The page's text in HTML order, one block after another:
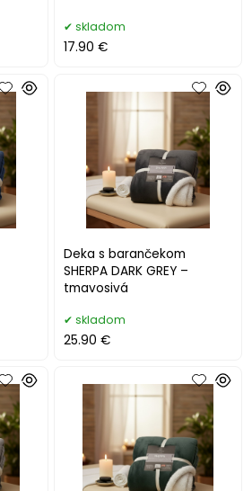
skladom
17.90 €
Deka s barančekom
SHERPA DARK GREY –
tmavosivá
skladom
25.90 €